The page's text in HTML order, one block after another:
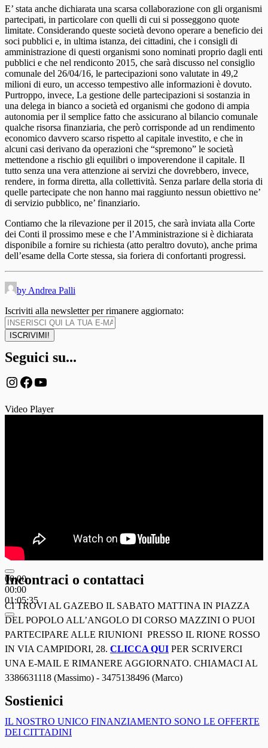
E’ stata anche dichiarata una scarsa collaborazione con gli organismi
partecipati, in particolare con quelli di cui si posseggono quote
limitate. Considerando queste società devono operare a beneficio dei
soci pubblici e, in ultima istanza, dei cittadini, che i consigli di
amministrazione di questi organismi sono nominati proprio dagli enti
pubblici e che nel rendiconto 2015, che sarà discusso nel consiglio
comunale del 26/04/16, le partecipazioni sono valutate in 49,2
milioni di euro, un accesso tempestivo alle informazioni è dovuto.
Purtroppo, invece, La gestione delle partecipazioni si sostanzia in
una delega in bianco a società ed organismi che godono di ampia
autonomia per il semplice fatto che assicurano al bilancio comunale
qualche risorsa finanziaria, che però corrisponde ad un rendimento
economico davvero scarso rispetto al capitale investito, e che in
alcuni casi derivano da operazioni che “spremono” le società
mettendone a rischio gli equilibri o impoverendone il capitale. Il
tutto senza una vera attenzione ai servizi che dovrebbero, invece,
rendere, in forma diretta, alla collettività. Senza parlare della storia di
quelle partecipate che non hanno mai raggiunto nessun obiettivo ne’
di servizio pubblico, ne’ finanziario.
Contiamo che la rilevazione per il 2015, che sarà inviata alla Corte
dei Conti il prossimo mese e che l’Amministrazione si è dichiarata
disponibile a fornire su richiesta (atto peraltro dovuto), anche prima
dell’esame della Corte stessa, sia foriera di confortanti progressi.
by Andrea Palli
Iscriviti alla newsletter per rimanere aggiornato:
Seguici su...
Instagram
Facebook
YouTube
Video Player
00:00
00:00
01:05:35
Incontraci o contattaci
CI TROVI AL GAZEBO IL SABATO MATTINA IN PIAZZA
DEL POPOLO ALL’ANGOLO DI CORSO MAZZINI O PUOI
PARTECIPARE ALLE RIUNIONI PRESSO IL RIONE ROSSO
IN VIA CAMPIDORI, 28. CLICCA QUI PER SCRIVERCI
UNA E-MAIL E RIMANERE AGGIORNATO. CHIAMACI AL
3386631118 (Massimo) - 3475138496 (Marco)
Sostienici
IL NOSTRO UNICO FINANZIAMENTO SONO LE OFFERTE
DEI CITTADINI